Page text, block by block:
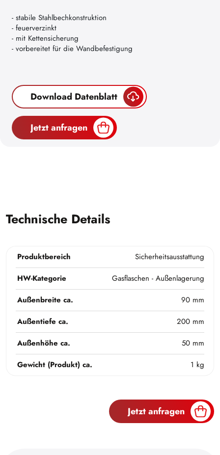
- stabile Stahlbechkonstruktion
- feuerverzinkt
- mit Kettensicherung
- vorbereitet für die Wandbefestigung
Download Datenblatt
Jetzt anfragen
Technische Details
Produktbereich
Sicherheitsausstattung
HW-Kategorie
Gasflaschen - Außenlagerung
Außenbreite ca.
90 mm
Außentiefe ca.
200 mm
Außenhöhe ca.
50 mm
Gewicht (Produkt) ca.
1 kg
Jetzt anfragen